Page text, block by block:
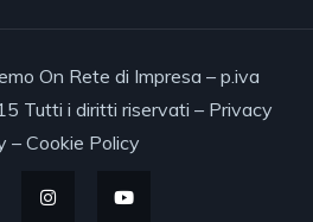
On Rete di Impresa – p.iva
Tutti i diritti riservati – Privacy
– Cookie Policy